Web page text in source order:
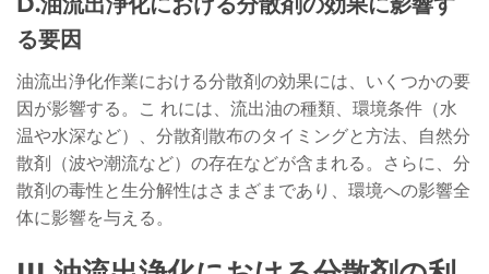
る要因
油流出浄化作業における分散剤の効果には、いくつかの要
因が影響する。こ れには、流出油の種類、環境条件（水
温や水深など）、分散剤散布のタイミングと方法、自然分
散剤（波や潮流など）の存在などが含まれる。さらに、分
散剤の毒性と生分解性はさまざまであり、環境への影響全
体に影響を与える。